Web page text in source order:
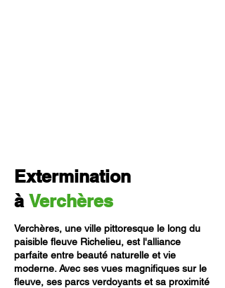
Extermination
à Verchères
Verchères, une ville pittoresque le long du
paisible fleuve Richelieu, est l'alliance
parfaite entre beauté naturelle et vie
moderne. Avec ses vues magnifiques sur le
fleuve, ses parcs verdoyants et sa proximité